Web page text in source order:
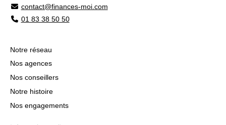
contact@finances-moi.com
01 83 38 50 50
Notre réseau
Nos agences
Nos conseillers
Notre histoire
Nos engagements